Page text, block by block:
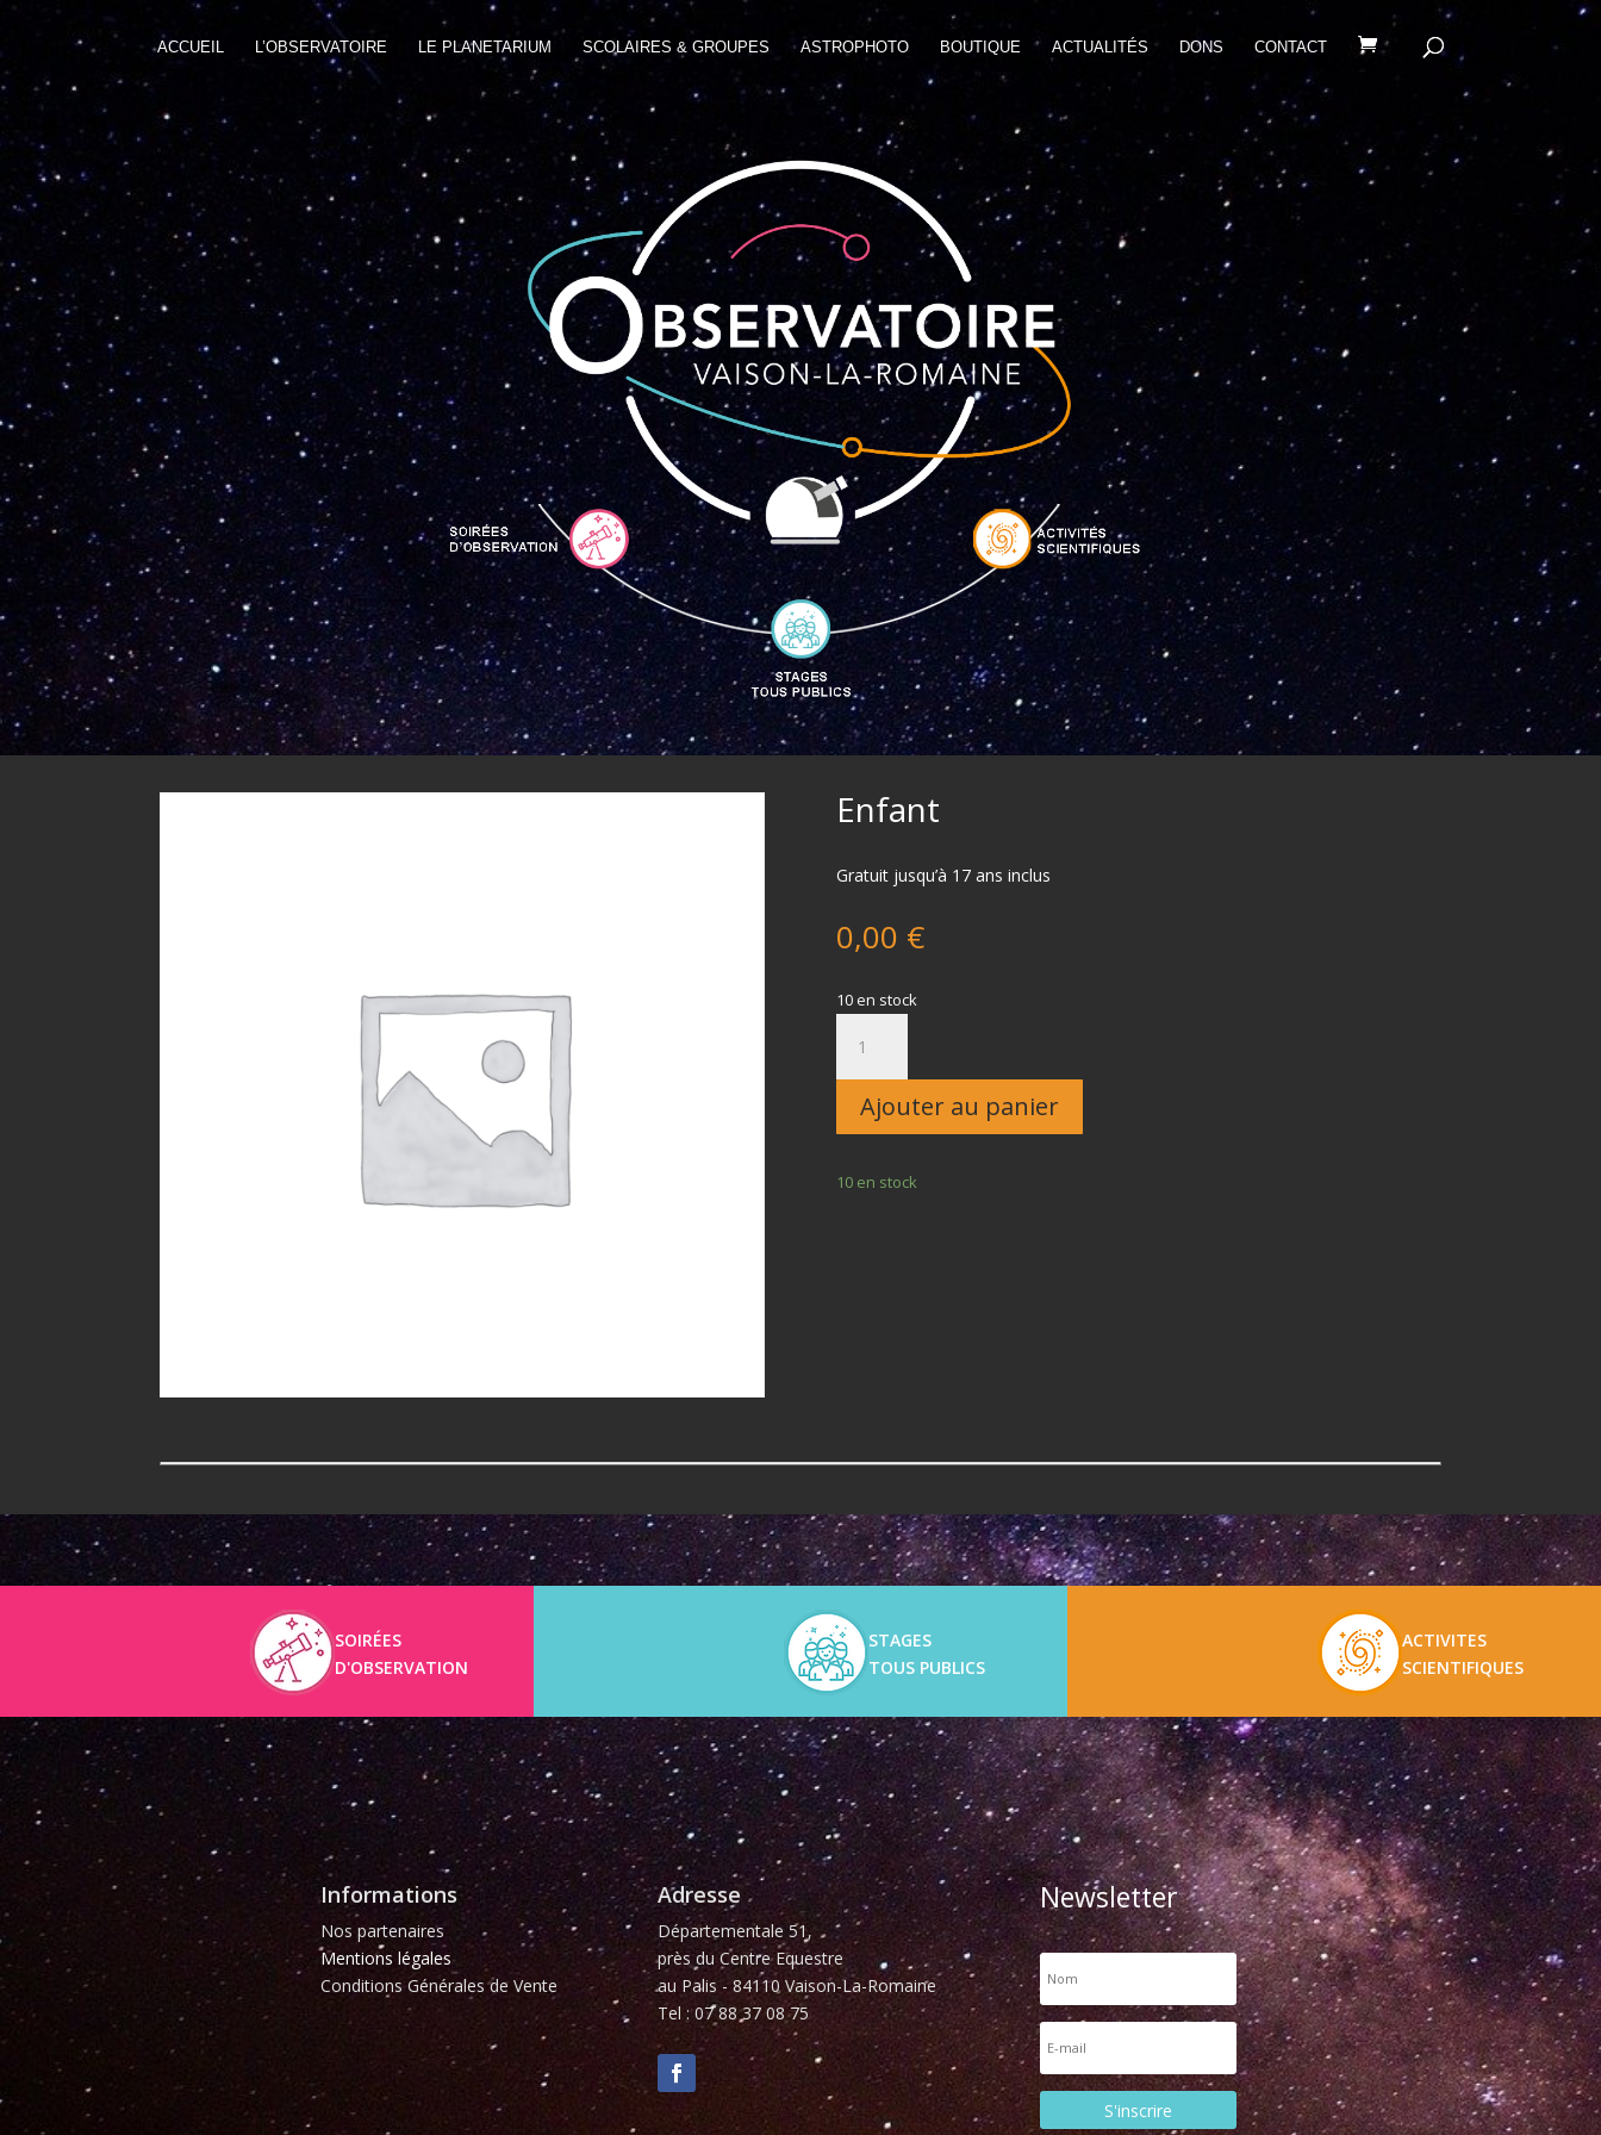
ACCUEIL L’OBSERVATOIRE LE PLANETARIUM SCOLAIRES & GROUPES ASTROPHOTO BOUTIQUE ACTUALITÉS DONS CONTACT
Enfant
Gratuit jusqu’à 17 ans inclus
0,00 €
10 en stock
Enfant
Ajouter au panier
10 en stock
SOIRÉES
D'OBSERVATION
STAGES
TOUS PUBLICS
ACTIVITES
SCIENTIFIQUES
Informations
Nos partenaires
Mentions légales
Conditions Générales de Vente
Adresse
Départementale 51,
près du Centre Equestre
au Palis - 84110 Vaison-La-Romaine
Tel : 07 88 37 08 75
Newsletter
S'inscrire